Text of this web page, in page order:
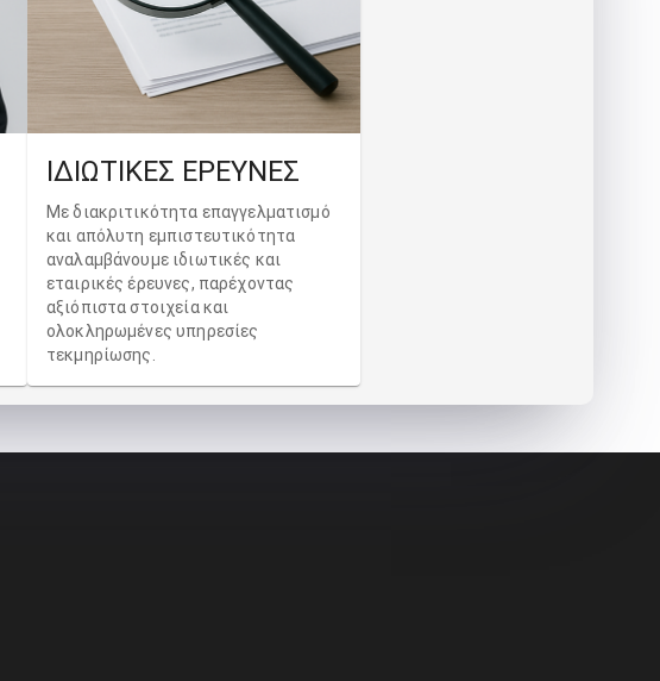
ΙΔΙΩΤΙΚΕΣ ΕΡΕΥΝΕΣ
Με διακριτικότητα επαγγελματισμό
και απόλυτη εμπιστευτικότητα
αναλαμβάνουμε ιδιωτικές και
εταιρικές έρευνες, παρέχοντας
αξιόπιστα στοιχεία και
ολοκληρωμένες υπηρεσίες
τεκμηρίωσης.